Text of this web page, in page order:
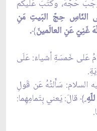
حَجّهُ، وكَتَبَ عَلَيكُم
النّاسِ حِجّ البَيتِ مَنِ
غَنِيّ عَنِ العالَمينَ﴾.
عَلى خَمسَةِ أشياءَ: عَلَى
السلام: سَأَلتُهُ عَن قَولِ
﴾قالَ: يَعني بِتَمامِهِما: